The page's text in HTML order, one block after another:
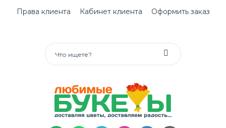
Права клиента Кабинет клиента Оформить заказ